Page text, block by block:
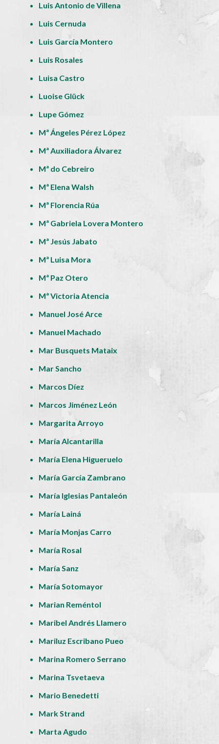
Luis Antonio de Villena
Luis Cernuda
Luis García Montero
Luis Rosales
Luisa Castro
Luoise Glück
Lupe Gómez
Mª Ángeles Pérez López
Mª Auxiliadora Álvarez
Mª do Cebreiro
Mª Elena Walsh
Mª Florencia Rúa
Mª Gabriela Lovera Montero
Mª Jesús Jabato
Mª Luisa Mora
Mª Paz Otero
Mª Victoria Atencia
Manuel José Arce
Manuel Machado
Mar Busquets Mataix
Mar Sancho
Marcos Díez
Marcos Jiménez León
Margarita Arroyo
María Alcantarilla
María Elena Higueruelo
María García Zambrano
María Iglesias Pantaleón
María Lainá
María Monjas Carro
María Rosal
María Sanz
María Sotomayor
Marian Reméntol
Maribel Andrés Llamero
Mariluz Escribano Pueo
Marina Romero Serrano
Marina Tsvetaeva
Mario Benedetti
Mark Strand
Marta Agudo